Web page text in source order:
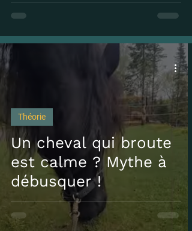
Un cheval qui broute
est calme ? Mythe à
débusquer !
Théorie